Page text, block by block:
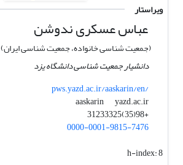
ویراستار
عباس عسکری ندوشن
(جمعیت شناسی خانواده، جمعیت شناسی ایران)
دانشیار جمعیت شناسی دانشگاه یزد
pws.yazd.ac.ir/aaskarin/en/
aaskarin
yazd.ac.ir
+98(35)31233325
0000-0001-9815-7476
h-index:8